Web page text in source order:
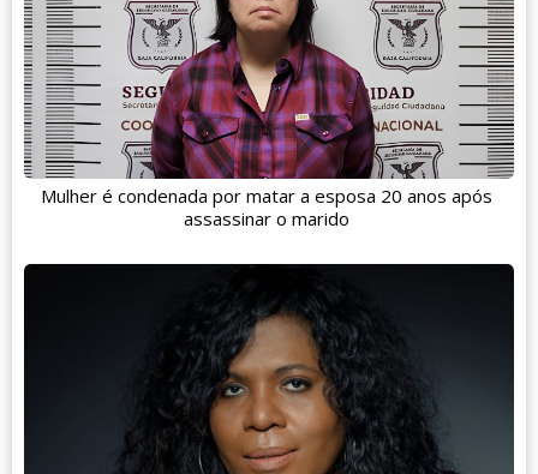
Mulher é condenada por matar a esposa 20 anos após
assassinar o marido